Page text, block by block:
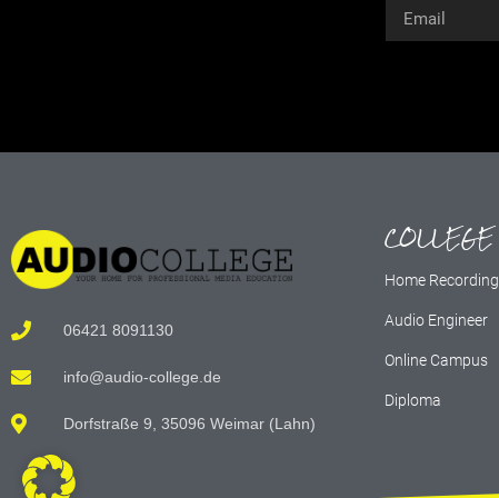
06421 8091130
info@audio-college.de
Dorfstraße 9, 35096 Weimar (Lahn)
COLLEGE
Home Recording
Audio Engineer
Online Campus
Diploma